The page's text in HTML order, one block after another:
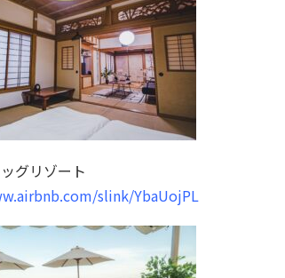
グリゾート
slink/YbaUojPL